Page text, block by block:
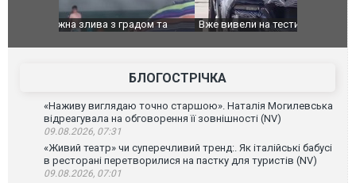
Вже вивели на тести: Ferrari готує оновлення
Вийшов
фільму
БЛОГОСТРІЧКА
«Наживу виглядаю точно старшою». Наталія Могилевська
відреагувала на обговорення її зовнішності (NV)
09.08.2026, 07:31
«Живий театр» чи суперечливий тренд:. Як італійські бабусі
в ресторані перетворилися на пастку для туристів (NV)
09.08.2026, 07:01